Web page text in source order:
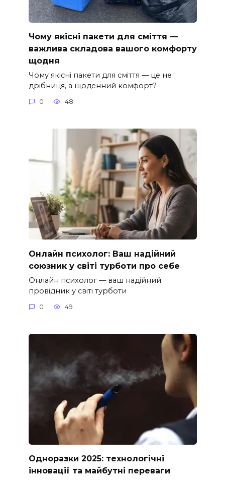
Чому якісні пакети для сміття —
важлива складова вашого комфорту
щодня
Чому якісні пакети для сміття — це не
дрібниця, а щоденний комфорт?
0 48
Онлайн психолог: Ваш надійний
союзник у світі турботи про себе
Онлайн психолог — ваш надійний
провідник у світі турботи
0 49
Одноразки 2025: технологічні
інновації та майбутні переваги